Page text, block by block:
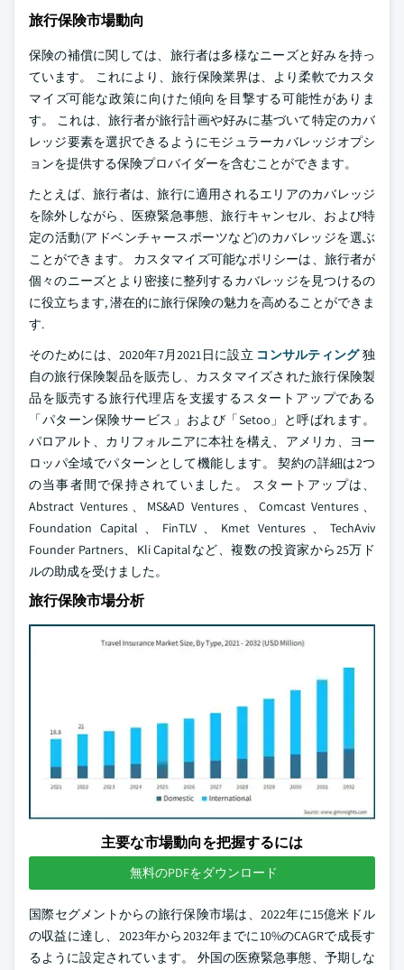
旅行保険市場動向
保険の補償に関しては、旅行者は多様なニーズと好みを持っ
ています。 これにより、旅行保険業界は、より柔軟でカスタ
マイズ可能な政策に向けた傾向を目撃する可能性がありま
す。 これは、旅行者が旅行計画や好みに基づいて特定のカバ
レッジ要素を選択できるようにモジュラーカバレッジオプシ
ョンを提供する保険プロバイダーを含むことができます。
たとえば、旅行者は、旅行に適用されるエリアのカバレッジ
を除外しながら、医療緊急事態、旅行キャンセル、および特
定の活動(アドベンチャースポーツなど)のカバレッジを選ぶ
ことができます。 カスタマイズ可能なポリシーは、旅行者が
個々のニーズとより密接に整列するカバレッジを見つけるの
に役立ちます, 潜在的に旅行保険の魅力を高めることができま
す.
そのためには、2020年7月2021日に設立 コンサルティング独
自の旅行保険製品を販売し、カスタマイズされた旅行保険製
品を販売する旅行代理店を支援するスタートアップである
「パターン保険サービス」および「Setoo」と呼ばれます。
パロアルト、カリフォルニアに本社を構え、アメリカ、ヨー
ロッパ全域でパターンとして機能します。 契約の詳細は2つ
の当事者間で保持されていました。 スタートアップは、
Abstract Ventures、MS&AD Ventures、Comcast Ventures、
Foundation Capital、FinTLV、Kmet Ventures、TechAviv
Founder Partners、Kli Capitalなど、複数の投資家から25万ド
ルの助成を受けました。
旅行保険市場分析
主要な市場動向を把握するには
無料のPDFをダウンロード
国際セグメントからの旅行保険市場は、2022年に15億米ドル
の収益に達し、2023年から2032年までに10%のCAGRで成長す
るように設定されています。 外国の医療緊急事態、予期しな